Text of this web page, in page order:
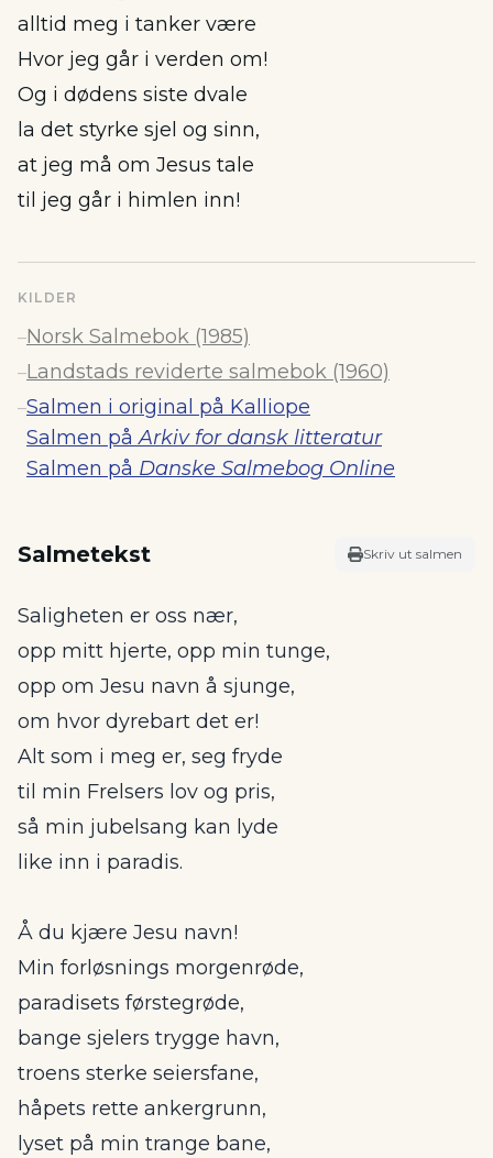
alltid meg i tanker være
Hvor jeg går i verden om!
Og i dødens siste dvale
la det styrke sjel og sinn,
at jeg må om Jesus tale
til jeg går i himlen inn!
KILDER
–Norsk Salmebok (1985)
–Landstads reviderte salmebok (1960)
–Salmen i original på Kalliope
Salmen påArkiv for dansk litteratur
Salmen på Danske Salmebog Online
Salmetekst Skriv ut salmen
Saligheten er oss nær,
opp mitt hjerte, opp min tunge,
opp om Jesu navn å sjunge,
om hvor dyrebart det er!
Alt som i meg er, seg fryde
til min Frelsers lov og pris,
så min jubelsang kan lyde
like inn i paradis.
Å du kjære Jesu navn!
Min forløsnings morgenrøde,
paradisets førstegrøde,
bange sjelers trygge havn,
troens sterke seiersfane,
håpets rette ankergrunn,
lyset på min trange bane,